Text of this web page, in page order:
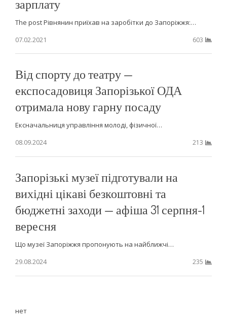
зарплату
The post Рівнянин приїхав на заробітки до Запоріжжя:…
07.02.2021
603
Від спорту до театру —
експосадовиця Запорізької ОДА
отримала нову гарну посаду
Ексначальниця управління молоді, фізичної…
08.09.2024
213
Запорізькі музеї підготували на
вихідні цікаві безкоштовні та
бюджетні заходи — афіша 31 серпня-1
вересня
Що музеї Запоріжжя пропонують на найближчі…
29.08.2024
235
нет